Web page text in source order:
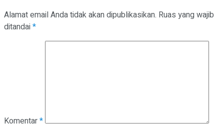
Alamat email Anda tidak akan dipublikasikan. Ruas yang wajib
ditandai*
Komentar*